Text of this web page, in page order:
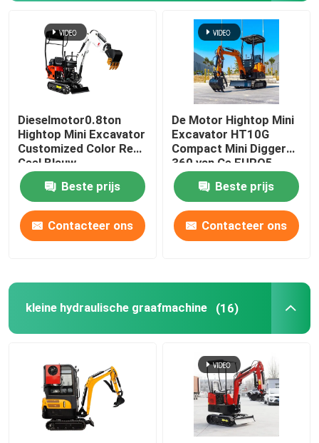
Mini Crawler Dumper
De Tractor van het landbouwlandbouwbedrijf
Het Schuimmachine van de polyurethaannevel
De Machine van de Polyureanevel
Polyureachemisch product
Opheffend het Werkplatform
De Toebehoren van het bouwmateriaal
Polyurethaanchemisch product
Dieselmotor0.8ton
Hightop Mini Excavator
Customized Color Red
Geel Blauw
Beste prijs
Contacteer ons
De Motor Hightop Mini
Excavator HT10G
Compact Mini Digger
360 van Ce EURO5
roteert
Beste prijs
Contacteer ons
kleine hydraulische graafmachine (16)